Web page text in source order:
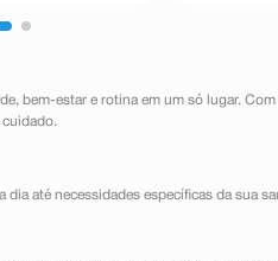
bem-estar e rotina em um só lugar.
cuidado.
até necessidades específicas da sua